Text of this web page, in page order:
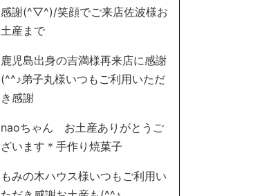
感謝(^▽^)/笑顔でご来店佐波様お
土産まで
鹿児島出身の吉満様再来店に感謝
(^^♪弟子丸様いつもご利用いただ
き感謝
naoちゃん お土産ありがとうご
ざいます＊手作り焼菓子
もみの木ハウス様いつもご利用い